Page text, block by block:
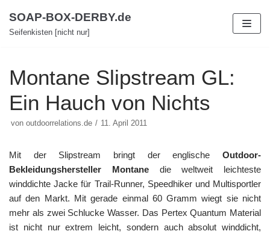
Zum
Inhalt
SOAP-BOX-DERBY.de
Seifenkisten [nicht nur]
Montane Slipstream GL:
Ein Hauch von Nichts
von outdoorrelations.de 11. April 2011
Mit der Slipstream bringt der englische Outdoor-
Bekleidungshersteller Montanedie weltweit leichteste
winddichte Jacke für Trail-Runner, Speedhiker und Multisportler
auf den Markt. Mit gerade einmal 60 Gramm wiegt sie nicht
mehr als zwei Schlucke Wasser. Das Pertex Quantum Material
ist nicht nur extrem leicht, sondern auch absolut winddicht,